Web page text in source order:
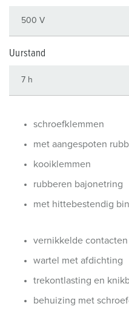
Uurstand
schroefklemmen
met aangespoten
kooiklemmen
rubberen bajonetring
met hittebestendig
vernikkelde contacten
wartel met afdichting
trekontlasting en
behuizing met